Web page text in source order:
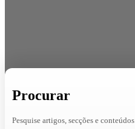
Procurar
Pesquise artigos, secções e conteúdos